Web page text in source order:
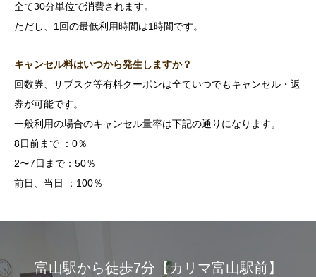
全て30分単位で消費されます。
ただし、1回の最低利用時間は1時間です。
キャンセル料はいつから発生しますか？
回数券、サブスク等有料クーポンは全ていつでもキャンセル・返
券が可能です。
一般利用の場合のキャンセル量率は下記の通りになります。
8日前まで ：0％
2〜7日まで：50％
前日、当日 ：100％
富山駅から徒歩7分【カリマ富山駅前】